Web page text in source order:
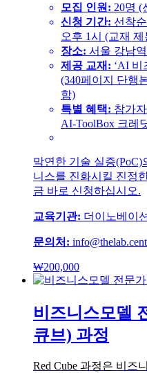
모집 인원: 20명 (
신청 기간: 선착
오후 1시 (교재
장소: 서울 강남
제공 교재: ‘AI 비
(340페이지 단행
함)
특별 혜택: 참가
AI-ToolBox 크레
막연한 기술 실증
니스를 진화시킬 진정
금 바로 신청하십시오.
교육기관: 더이노베이
문의처:
₩200,000
비즈니스모델
큐브) 과정
Red Cube 과정은 비즈